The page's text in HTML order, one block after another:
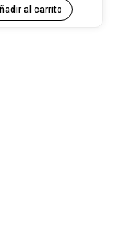
al carrito